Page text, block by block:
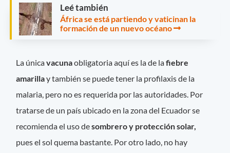
Leé también
África se está partiendo y vaticinan la
formación de un nuevo océano
La únicavacunaobligatoria aquí es la de lafiebre
amarillay también se puede tener la profilaxis de la
malaria, pero no es requerida por las autoridades. Por
tratarse de un país ubicado en la zona del Ecuador se
recomienda el uso desombrero y protección solar,
pues el sol quema bastante. Por otro lado, no hay